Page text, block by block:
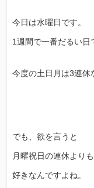
今日は水曜日です。
1週間で一番だるい日
今度の土日月は3連休
でも、欲を言うと
月曜祝日の連休より
好きなんですよね。